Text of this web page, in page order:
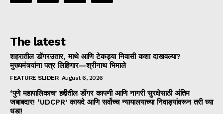
The latest
शहरातील डोंगरउतार, माथे आणि टेकड्या निवासी कशा दाखवल्या?
मुख्यमंत्र्यांना पत्र लिहिणार—श्रीनाथ भिमाले
FEATURE SLIDER August 6, 2026
‘पुणे महापालिकाच’ हद्दीतील डोंगर कापणी आणि नागरी सुरक्षेसाठी अंतिम
जबाबदार! ‘UDCPR’ कायदे आणि सर्वोच्च न्यायालयाच्या निवाड्यांवरून तरी घ्या
धडा!